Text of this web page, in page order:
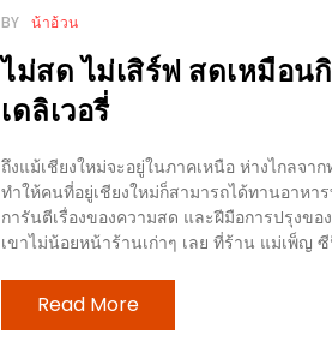
BY น้าอ้วน
ไม่สด ไม่เสิร์ฟ สดเหมือ
เดลิเวอรี่
ถึงแม้เชียงใหม่จะอยู่ในภาคเหนือ ห่างไกลจ
ทำให้คนที่อยู่เชียงใหม่ก็สามารถได้ทานอาหา
การันตีเรื่องของความสด และฝีมือการปรุงขอ
เขาไม่น้อยหน้าร้านเก่าๆ เลย ที่ร้าน แม่เพ็ญ ซี
Read More